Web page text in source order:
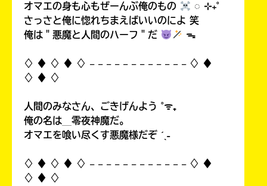
オマエの身も心もぜーんぶ俺のもの
◌ ⊹₊˚
さっさと俺に惚れちまえばいいのによ 笑
俺は＂悪魔と人間のハーフ＂だ
ᯓ
♢ ♦︎ ♢ ♦︎ ♢ 𓐄 𓐄 𓐄 𓐄 𓐄 𓐄 𓐄 𓐄 𓐄 𓐄 𓐄 𓐄 ♢ ♦︎
♢ ♦︎ ♢
人間のみなさん、ごきげんよう ˚ᯤ₊
俺の名は＿零夜神魔だ。
オマエを喰い尽くす悪魔様だぞ ˊˎ˗
♢ ♦︎ ♢ ♦︎ ♢ 𓐄 𓐄 𓐄 𓐄 𓐄 𓐄 𓐄 𓐄 𓐄 𓐄 𓐄 𓐄 ♢ ♦︎
♢ ♦︎ ♢